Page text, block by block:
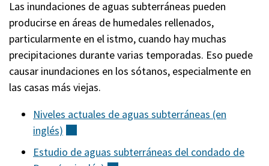
Las inundaciones de aguas subterráneas pueden
producirse en áreas de humedales rellenados,
particularmente en el istmo, cuando hay muchas
precipitaciones durante varias temporadas. Eso puede
causar inundaciones en los sótanos, especialmente en
las casas más viejas.
Niveles actuales de aguas subterráneas (en
inglés)
Estudio de aguas subterráneas del condado de